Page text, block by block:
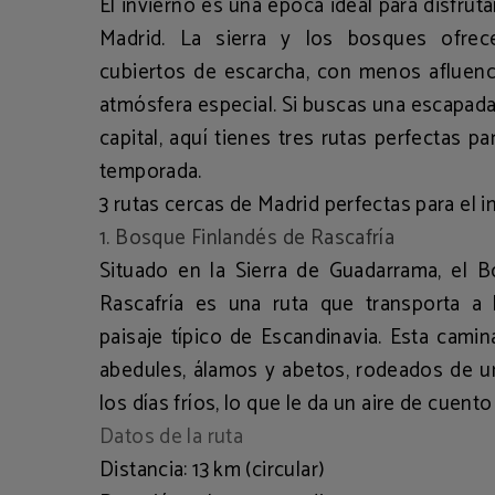
Madrid. La sierra y los bosques
cubiertos de escarcha, con menos
atmósfera especial. Si buscas una
capital, aquí tienes tres rutas perfectas
temporada.
3 rutas cercas de Madrid perfectas para el
1. Bosque Finlandés de Rascafría
Situado en la Sierra de Guadarrama, el
Rascafría es una ruta que transporta
paisaje típico de Escandinavia. Esta
abedules, álamos y abetos, rodeados de
los días fríos, lo que le da un aire de
Datos de la ruta
Distancia:13 km (circular)